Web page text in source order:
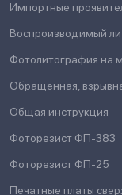
Импортные
Воспроизводимый
Фотолитография на
Обращенная,
Общая инструкция
Фоторезист ФП-383
Фоторезист ФП-25
Печатные платы